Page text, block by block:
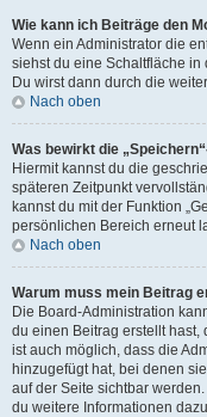
Wie kann ich Beiträge den
Wenn ein Administrator die
siehst du eine Schaltfläche
Du wirst dann durch die
Nach oben
Was bewirkt die
Hiermit kannst du die
späteren Zeitpunkt
kannst du mit der Funktion
persönlichen Bereich erneut
Nach oben
Warum muss mein Beitrag
Die Board-Administration
du einen Beitrag erstellt hast,
ist auch möglich, dass die
hinzugefügt hat, bei denen
auf der Seite sichtbar
du weitere Informationen